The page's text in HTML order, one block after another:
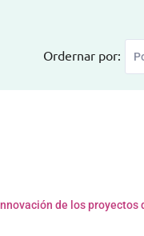
Ordernar por:
de los proyectos